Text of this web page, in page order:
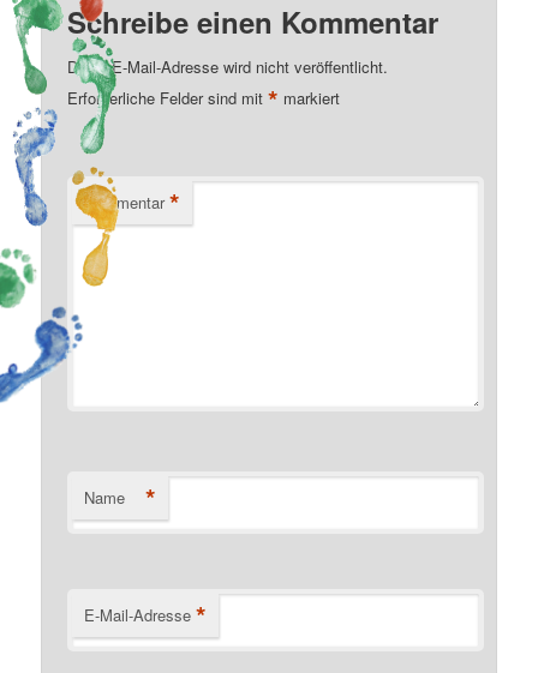
Schreibe einen Kommentar
Deine E-Mail-Adresse wird nicht veröffentlicht.
Erforderliche Felder sind mit* markiert
Kommentar *
Name *
E-Mail-Adresse *